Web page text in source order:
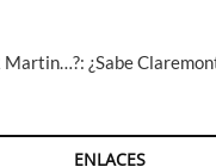
Martin…?: ¿Sabe
ENLACES